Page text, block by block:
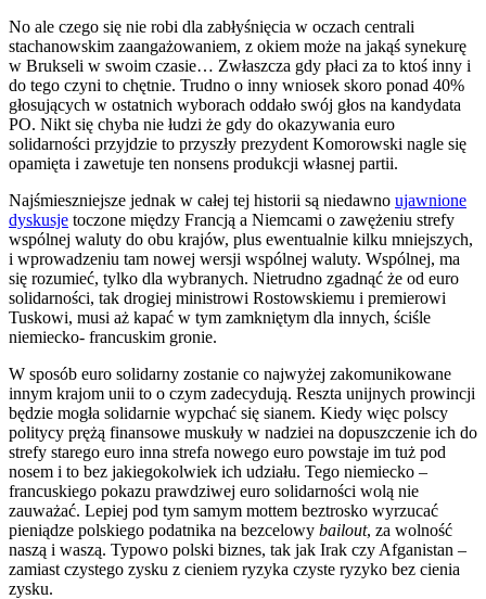
No ale czego się nie robi dla zabłyśnięcia w oczach centrali
stachanowskim zaangażowaniem, z okiem może na jakąś synekurę
w Brukseli w swoim czasie… Zwłaszcza gdy płaci za to ktoś inny i
do tego czyni to chętnie. Trudno o inny wniosek skoro ponad 40%
głosujących w ostatnich wyborach oddało swój głos na kandydata
PO. Nikt się chyba nie łudzi że gdy do okazywania euro
solidarności przyjdzie to przyszły prezydent Komorowski nagle się
opamięta i zawetuje ten nonsens produkcji własnej partii.
Najśmieszniejsze jednak w całej tej historii są niedawno ujawnione
dyskusje toczone między Francją a Niemcami o zawężeniu strefy
wspólnej waluty do obu krajów, plus ewentualnie kilku mniejszych,
i wprowadzeniu tam nowej wersji wspólnej waluty. Wspólnej, ma
się rozumieć, tylko dla wybranych. Nietrudno zgadnąć że od euro
solidarności, tak drogiej ministrowi Rostowskiemu i premierowi
Tuskowi, musi aż kapać w tym zamkniętym dla innych, ściśle
niemiecko- francuskim gronie.
W sposób euro solidarny zostanie co najwyżej zakomunikowane
innym krajom unii to o czym zadecydują. Reszta unijnych prowincji
będzie mogła solidarnie wypchać się sianem. Kiedy więc polscy
politycy prężą finansowe muskuły w nadziei na dopuszczenie ich do
strefy starego euro inna strefa nowego euro powstaje im tuż pod
nosem i to bez jakiegokolwiek ich udziału. Tego niemiecko –
francuskiego pokazu prawdziwej euro solidarności wolą nie
zauważać. Lepiej pod tym samym mottem beztrosko wyrzucać
pieniądze polskiego podatnika na bezcelowy bailout, za wolność
naszą i waszą. Typowo polski biznes, tak jak Irak czy Afganistan –
zamiast czystego zysku z cieniem ryzyka czyste ryzyko bez cienia
zysku.